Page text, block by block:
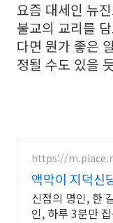
요즘 대세인 뉴
불교의 교리를
다면 뭔가 좋은
정될 수도 있을
https://
액막이 지덕신
신점의 명인, 한
인, 하루 3분만